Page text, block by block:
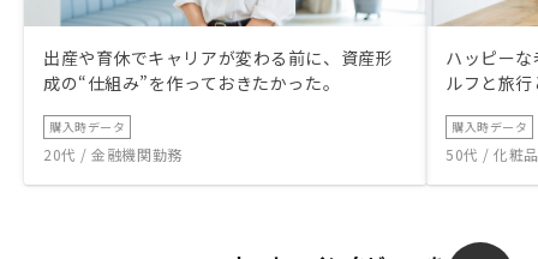
出産や育休でキャリアが変わる前に、資産形
成の“仕組み”を作っておきたかった。
購入時データ
20代 / 金融機関勤務
ハッピー
ルフと旅
購入時データ
50代 / 化粧